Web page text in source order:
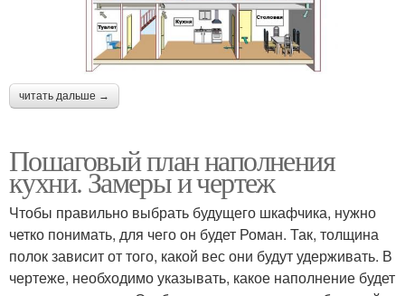
читать дальше →
Пошаговый план наполнения
кухни. Замеры и чертеж
Чтобы правильно выбрать будущего шкафчика, нужно
четко понимать, для чего он будет Роман. Так, толщина
полок зависит от того, какой вес они будут удерживать. В
чертеже, необходимо указывать, какое наполнение будет